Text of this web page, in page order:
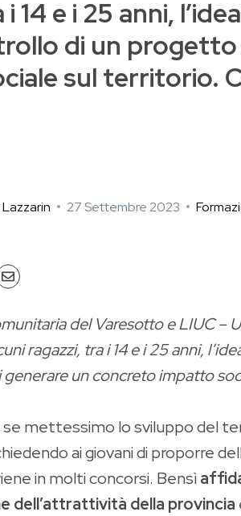
14 e i 25 anni,
di un
sul territorio.
27 Settembre 2023
del Varesotto e LIUC –
ragazzi, tra i 14 e i 25 anni,
un concreto impatto
mettessimo lo sviluppo del
ai giovani di proporre
in molti concorsi. Bensì
dell’attrattività della provincia